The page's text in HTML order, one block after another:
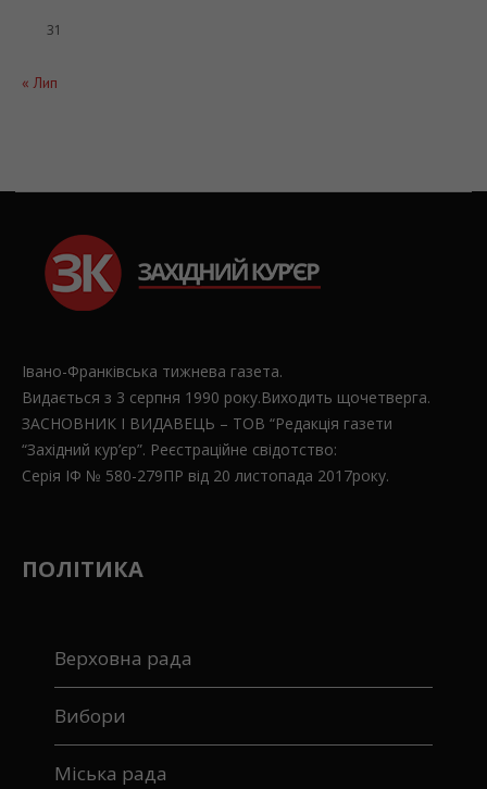
« Лип
31
Івано-Франківська тижнева газета.
Видається з 3 серпня 1990 року.Виходить щочетверга.
ЗАСНОВНИК І ВИДАВЕЦЬ – ТОВ “Редакція газети
“Західний кур’єр”. Реєстраційне свідотство:
Серія ІФ № 580-279ПР від 20 листопада 2017року.
ПОЛІТИКА
Верховна рада
Вибори
Міська рада